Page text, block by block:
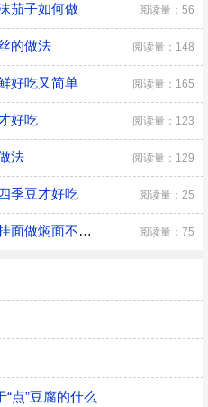
茄子如何做 阅读量：56
的做法 阅读量：148
好吃又简单 阅读量：165
好吃 阅读量：123
法 阅读量：129
季豆才好吃 阅读量：25
干挂面怎么做焖面不粘 具体干挂面做焖面不粘的方法 阅读量：75
点”豆腐的什么